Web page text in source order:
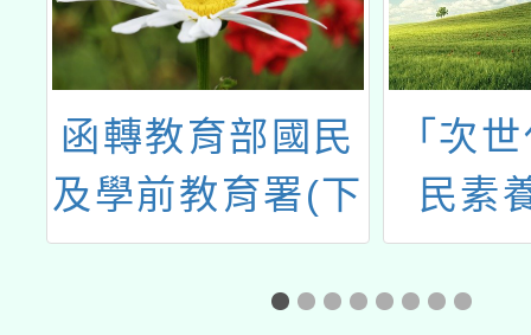
「次世代數位公
民素養教育論
壇」
「
你的
著愛
望起